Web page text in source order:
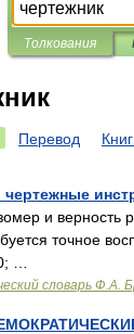
Толкования
Перевод
чертежные
и верность
точное
…
словарь Ф.А.